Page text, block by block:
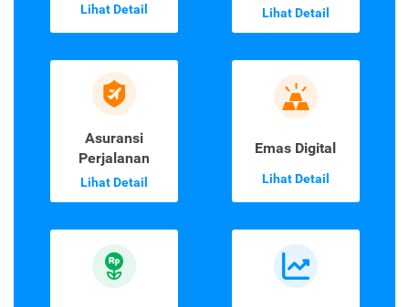
Lihat Detail Lihat Detail
Asuransi
Perjalanan
Lihat Detail
Emas Digital
Lihat Detail